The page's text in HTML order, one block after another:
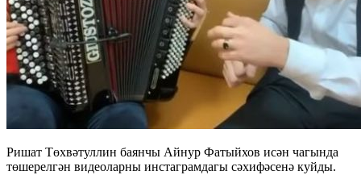
Ришат Төхвәтуллин баянчы Айнур Фатыйхов исән чагында
төшерелгән видеоларны инстаграмдагы сәхифәсенә куйды.